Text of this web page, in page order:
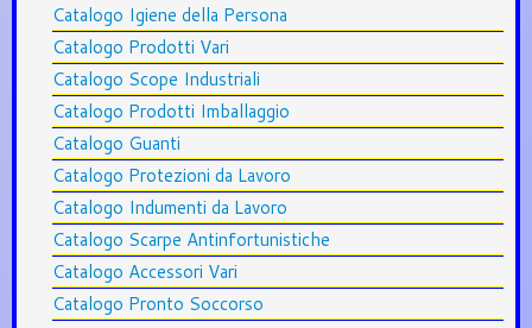
Catalogo Igiene della Persona
Catalogo Prodotti Vari
Catalogo Scope Industriali
Catalogo Prodotti Imballaggio
Catalogo Guanti
Catalogo Protezioni da Lavoro
Catalogo Indumenti da Lavoro
Catalogo Scarpe Antinfortunistiche
Catalogo Accessori Vari
Catalogo Pronto Soccorso